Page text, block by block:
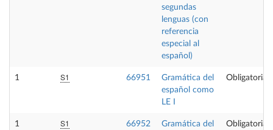
segundas
lenguas (con
referencia
especial al
español)
1 S1 66951
Gramática del
español como
LE I
Obligatoria
1 S1 66952
Gramática del
Obligatoria